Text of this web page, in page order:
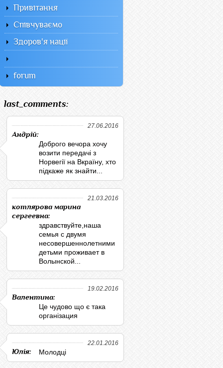
Привітання
Співчуваємо
Здоров'я нації
forum
last_comments:
27.06.2016
Андрій:
Доброго вечора хочу
возити передачі з
Норвегії на Вкраїну, хто
підкаже як знайти...
21.03.2016
котлярова марина
сергеевна:
здравствуйте,наша
семья с двумя
несовершеннолетними
детьми проживает в
Волынской...
19.02.2016
Валентина:
Це чудово що є така
організация
22.01.2016
Юлія: Молодці